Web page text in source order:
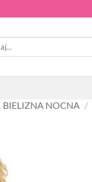
BIELIZNA NOCNA /